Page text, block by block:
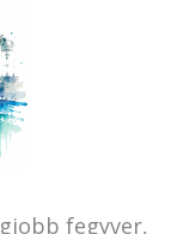
fegyver,